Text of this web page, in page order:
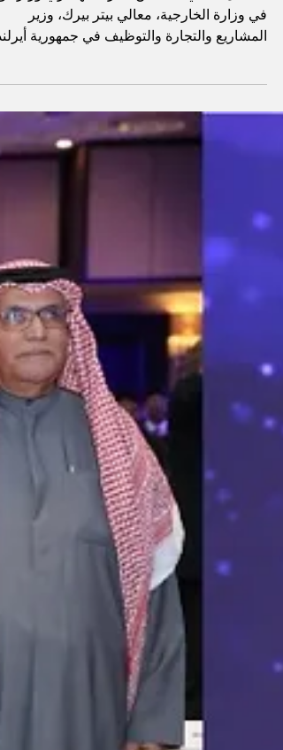
استقبل معالي سعيد بن مبارك الهاجري وزير
في وزارة الخارجية، معالي بيتر بيرك، وزير
في أبوظبي لحضور الاجتماع الأول للجنة
الإعلان عنها في شهر أبريل من العام الجاري.